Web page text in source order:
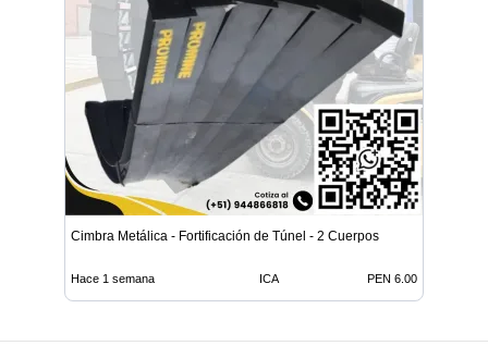
Cimbra Metálica - Fortificación de Túnel - 2 Cuerpos
Hace 1 semana ICA PEN 6.00